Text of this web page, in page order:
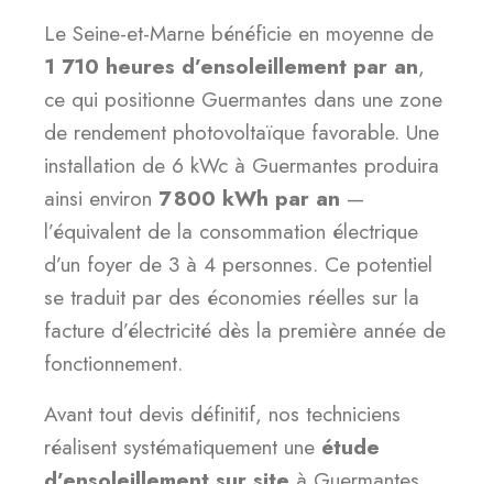
Le Seine-et-Marne bénéficie en moyenne de
1 710 heures d’ensoleillement par an,
ce qui positionne Guermantes dans une zone
de rendement photovoltaïque favorable. Une
installation de 6 kWc à Guermantes produira
ainsi environ 7 800 kWh par an —
l’équivalent de la consommation électrique
d’un foyer de 3 à 4 personnes. Ce potentiel
se traduit par des économies réelles sur la
facture d’électricité dès la première année de
fonctionnement.
Avant tout devis définitif, nos techniciens
réalisent systématiquement une étude